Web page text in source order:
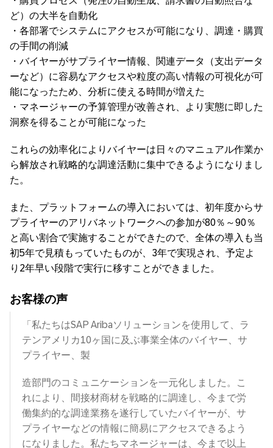
ど）の大半を自動化
・各部署でシステムにアクセスが可能になり、調達・購買
の手間の削減
・バイヤーがサプライヤー情報、関連データ（支出データ
ーなど）に容易なアクセスや粒度の高い情報の可視化が可
能になったため、分析に使える時間が増えた
・マネージャーの予算管理が改善され、より実態に即した
洞察を得ることが可能になった
これらの効率化によりバイヤーは日々のマニュアル作業か
ら解放され戦略的な調達活動に集中できるようになりまし
た。
また、プラットフォームの導入においては、初年度からサ
プライヤーのアリバネットワークへの参加が80％～90％
と高い割合で実施することができたので、全体の導入も当
初5年で見積もっていたものが、3年で実現され、予定よ
り2年早い段階で実行に移すことができました。
お客様の声
「私たちはSAP Aribaソリューションを使用して、ラ
テンアメリカ10ヶ国に及ぶ事業全体のバイヤー、サ
プライヤー、製
造部門のコミュニケーションを一元化しました。こ
れにより、間接材商材を戦略的に調達し、今まで労
働集約的な調達業務を遂行していたバイヤーが、サ
プライヤーなどの情報に簡易にアクセスできるよう
になりました。私たちマネージャーは、今まで以上